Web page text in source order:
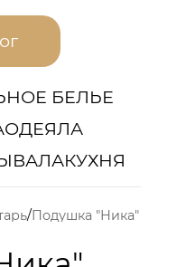
БЕЛЬЕ
ОДЕЯЛА
КУХНЯ
Подушка "Ника"